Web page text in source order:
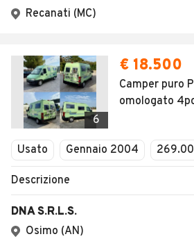
Recanati (MC)
6
€ 18.500
Camper puro
omologato
Usato Gennaio 2004
Descrizione
DNA S.R.L.S.
Osimo (AN)